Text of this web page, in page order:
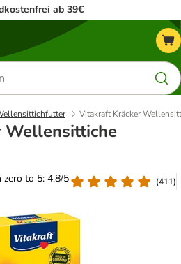
ab 39€
Vitakraft Kräcker
zero to 5: 4.8/5
(411)